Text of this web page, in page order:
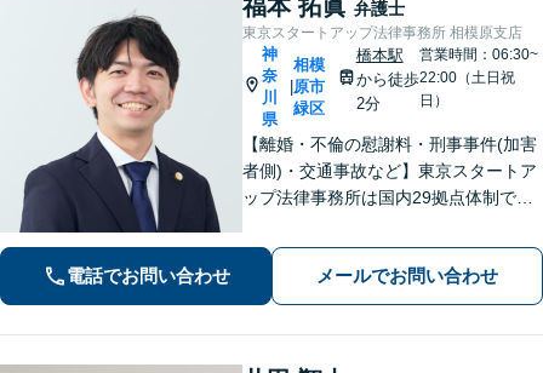
福本 拓眞 弁護士
東京スタートアップ法律事務所 相模原支店
神
奈
川
県
相模
原市
緑区
橋本駅
から徒歩
2分
営業時間：06:30~
22:00（土日祝
日）
【離婚・不倫の慰謝料・刑事事件(加害
者側)・交通事故など】東京スタートア
ップ法律事務所は国内29拠点体制で全
対応(法律相談は完全予約制)】各分野で
専門性の高い弁護士が寄り添い解決を
サポートします。
電話でお問い合わせ メールでお問い合わせ